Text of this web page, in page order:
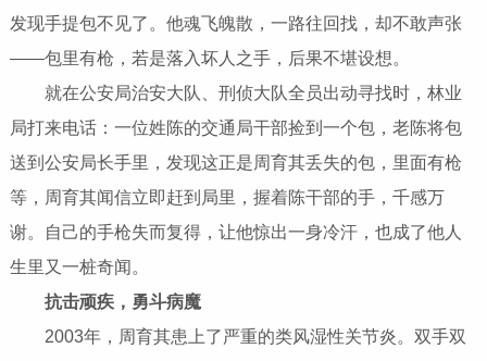
发现手提包不见了。他魂飞魄散，一路往回找，却不敢声张
——包里有枪，若是落入坏人之手，后果不堪设想。
就在公安局治安大队、刑侦大队全员出动寻找时，林业
局打来电话：一位姓陈的交通局干部捡到一个包，老陈将包
送到公安局长手里，发现这正是周育其丢失的包，里面有枪
等，周育其闻信立即赶到局里，握着陈干部的手，千感万
谢。自己的手枪失而复得，让他惊出一身冷汗，也成了他人
生里又一桩奇闻。
抗击顽疾，勇斗病魔
2003年，周育其患上了严重的类风湿性关节炎。双手双